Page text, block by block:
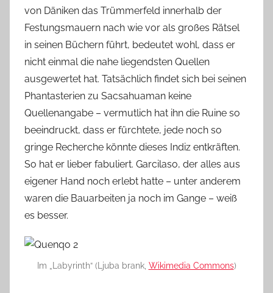
von Däniken das Trümmerfeld innerhalb der
Festungsmauern nach wie vor als großes Rätsel
in seinen Büchern führt, bedeutet wohl, dass er
nicht einmal die nahe liegendsten Quellen
ausgewertet hat. Tatsächlich findet sich bei seinen
Phantasterien zu Sacsahuaman keine
Quellenangabe – vermutlich hat ihn die Ruine so
beeindruckt, dass er fürchtete, jede noch so
gringe Recherche könnte dieses Indiz entkräften.
So hat er lieber fabuliert. Garcilaso, der alles aus
eigener Hand noch erlebt hatte – unter anderem
waren die Bauarbeiten ja noch im Gange – weiß
es besser.
Im „Labyrinth“ (Ljuba brank, Wikimedia Commons)